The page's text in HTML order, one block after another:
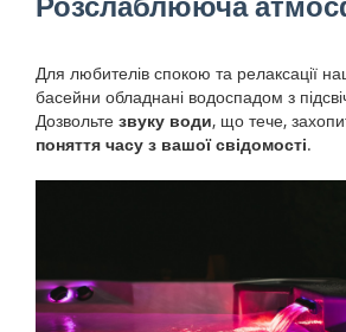
Для любителів спокою та релаксації
басейни обладнані водоспадом з
Дозвольте звуку води, що тече,
поняття часу з вашої свідомості.